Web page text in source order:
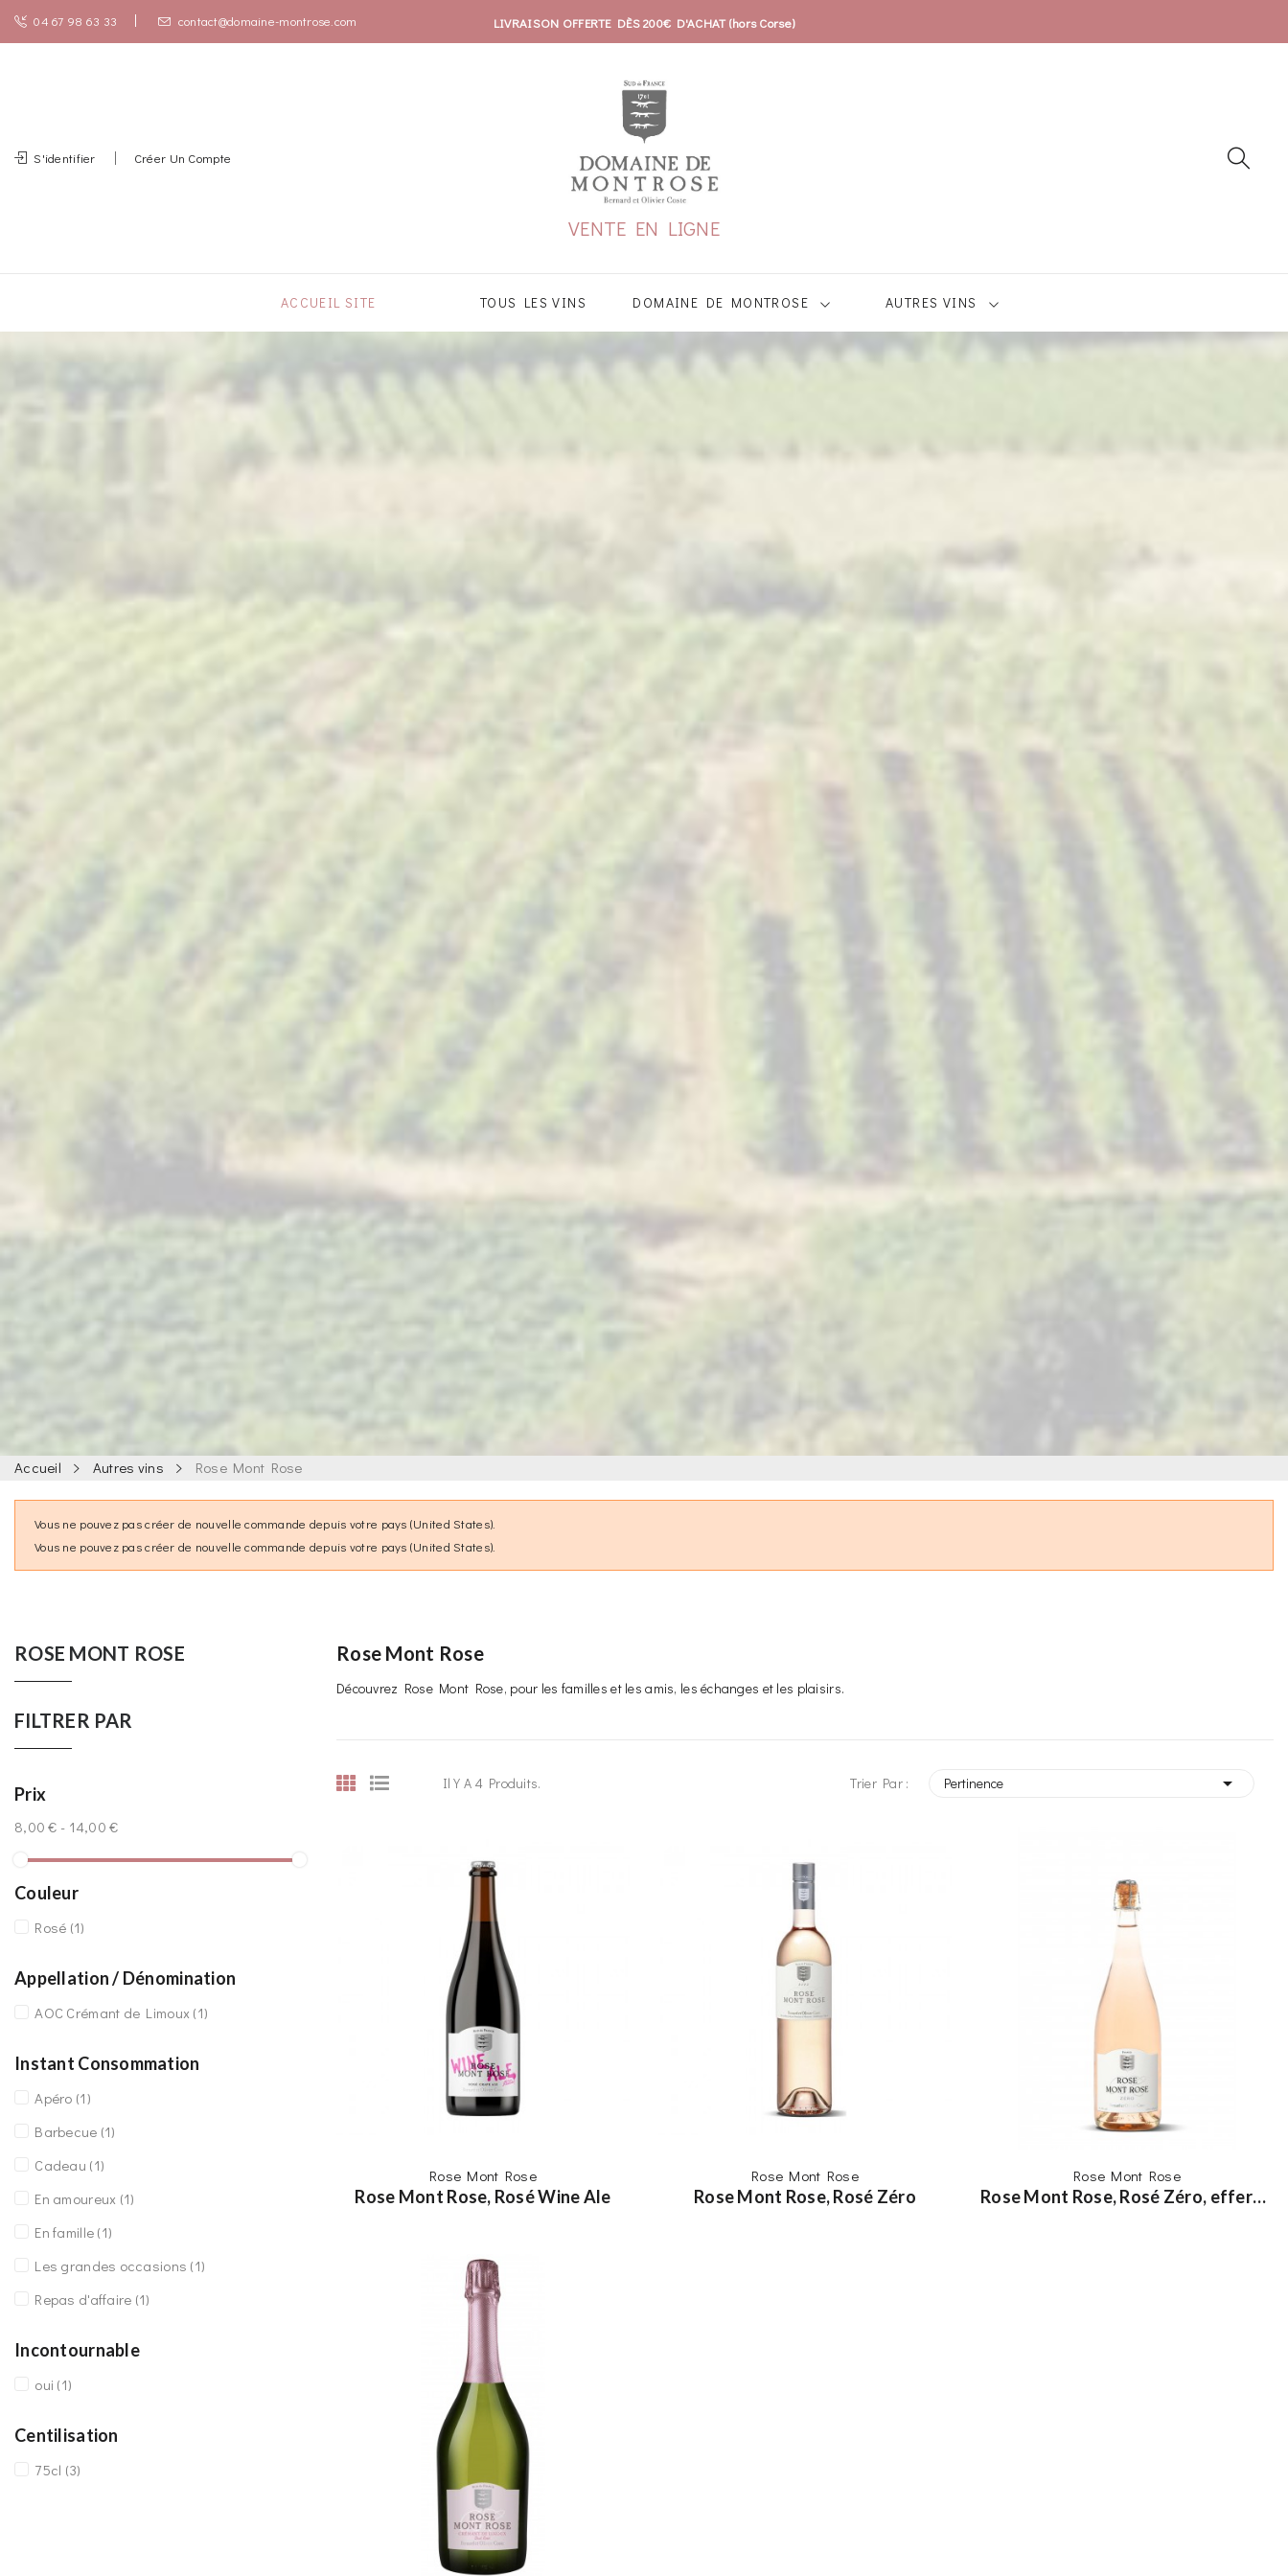
LIVRAISON OFFERTE DÈS 200€ D'ACHAT (hors Corse)
04 67 98 63 33 contact@domaine-montrose.com
S'identifier Créer Un Compte
VENTE EN LIGNE
ACCUEIL SITE TOUS LES VINS DOMAINE DE MONTROSE AUTRES VINS
Accueil Autres vins Rose Mont Rose
Vous ne pouvez pas créer de nouvelle commande depuis votre pays (United States).
Vous ne pouvez pas créer de nouvelle commande depuis votre pays (United States).
ROSE MONT ROSE
FILTRER PAR
Prix
8,00 € - 14,00 €
Couleur
Rosé (1)
Appellation / Dénomination
AOC Crémant de Limoux (1)
Instant Consommation
Apéro (1)
Barbecue (1)
Cadeau (1)
En amoureux (1)
En famille (1)
Les grandes occasions (1)
Repas d'affaire (1)
Incontournable
oui (1)
Centilisation
75cl (3)
Rose Mont Rose
Découvrez Rose Mont Rose, pour les familles et les amis, les échanges et les plaisirs.
Il Y A 4 Produits. Trier Par : Pertinence 
Rose Mont Rose
Rose Mont Rose, Rosé Wine Ale
Rose Mont Rose
Rose Mont Rose, Rosé Zéro
Rose Mont Rose
Rose Mont Rose, Rosé Zéro, effervescent